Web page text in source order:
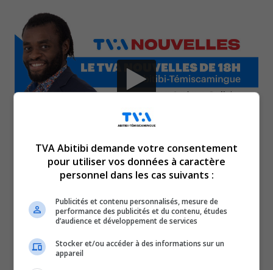
Le TVA 12 h 15 et le TVA 17 h 58 sont des rendez-vous
régionale. Avec un bulletin de 12 minutes sur l’heure du
lunch et un de 28 minutes en soirée, comptez sur nous
pour faire un tour d’horizon complet de ce qui a marqué
la région!
TVA Abitibi demande votre consentement
pour utiliser vos données à caractère
personnel dans les cas suivants :
Publicités et contenu personnalisés, mesure de
performance des publicités et du contenu, études
d’audience et développement de services
Stocker et/ou accéder à des informations sur un
appareil